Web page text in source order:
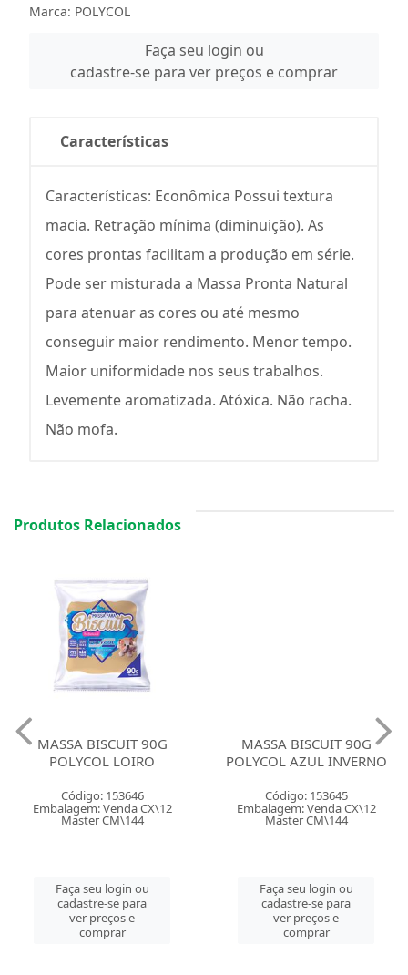
Marca: POLYCOL
Faça seu login ou
cadastre-se para ver preços e comprar
Características
Características: Econômica Possui textura
macia. Retração mínima (diminuição). As
cores prontas facilitam a produção em série.
Pode ser misturada a Massa Pronta Natural
para atenuar as cores ou até mesmo
conseguir maior rendimento. Menor tempo.
Maior uniformidade nos seus trabalhos.
Levemente aromatizada. Atóxica. Não racha.
Não mofa.
Produtos Relacionados
MASSA BISCUIT 90G
POLYCOL LOIRO
Código: 153646
Embalagem: Venda CX\12
Master CM\144
Faça seu login ou
cadastre-se para
ver preços e
comprar
MASSA BISCUIT 90G
POLYCOL AZUL INVERNO
Código: 153645
Embalagem: Venda CX\12
Master CM\144
Faça seu login ou
cadastre-se para
ver preços e
comprar